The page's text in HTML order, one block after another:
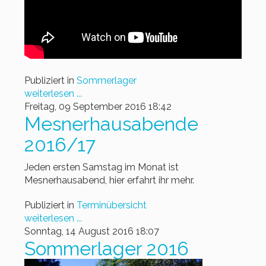
Publiziert in Sommerlager
weiterlesen ...
Freitag, 09 September 2016 18:42
Mesnerhausabende
2016/17
Jeden ersten Samstag im Monat ist
Mesnerhausabend, hier erfahrt ihr mehr.
Publiziert in Terminübersicht
weiterlesen ...
Sonntag, 14 August 2016 18:07
Sommerlager 2016